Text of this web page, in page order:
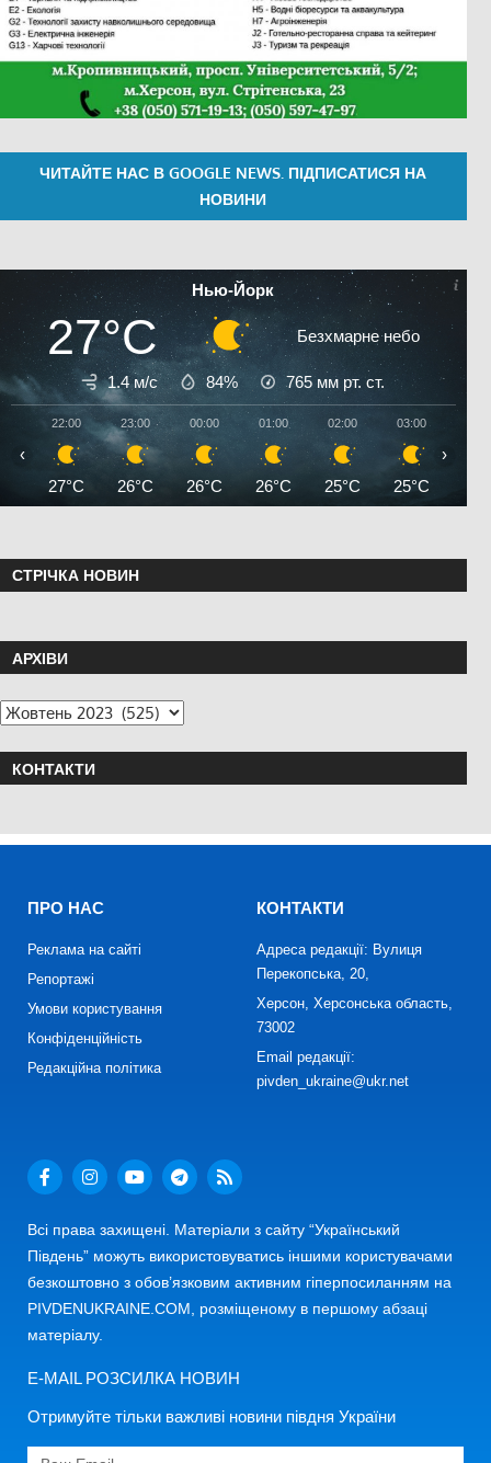
ЧИТАЙТЕ НАС В GOOGLE NEWS. ПІДПИСАТИСЯ НА
НОВИНИ
Нью-Йорк
27°C Безхмарне небо
1.4 м/с 84% 765 мм рт. ст.
22:00
27°C
23:00
26°C
00:00
26°C
01:00
26°C
02:00
25°C
03:00
25°C
‹ ›
СТРІЧКА НОВИН
АРХІВИ
КОНТАКТИ
ПРО НАС
Реклама на сайті
Репортажі
Умови користування
Конфіденційність
Редакційна політика
КОНТАКТИ
Адреса редакції: Вулиця
Перекопська, 20,
Херсон, Херсонська область,
73002
Email редакції:
pivden_ukraine@ukr.net
Всі права захищені. Матеріали з сайту “Український
Південь” можуть використовуватись іншими користувачами
безкоштовно з обов’язковим активним гіперпосиланням на
PIVDENUKRAINE.COM, розміщеному в першому абзаці
матеріалу.
E-MAIL РОЗСИЛКА НОВИН
Отримуйте тільки важливі новини півдня України